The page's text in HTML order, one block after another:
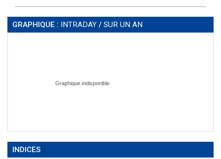
GRAPHIQUE : INTRADAY / SUR UN AN
INDICES